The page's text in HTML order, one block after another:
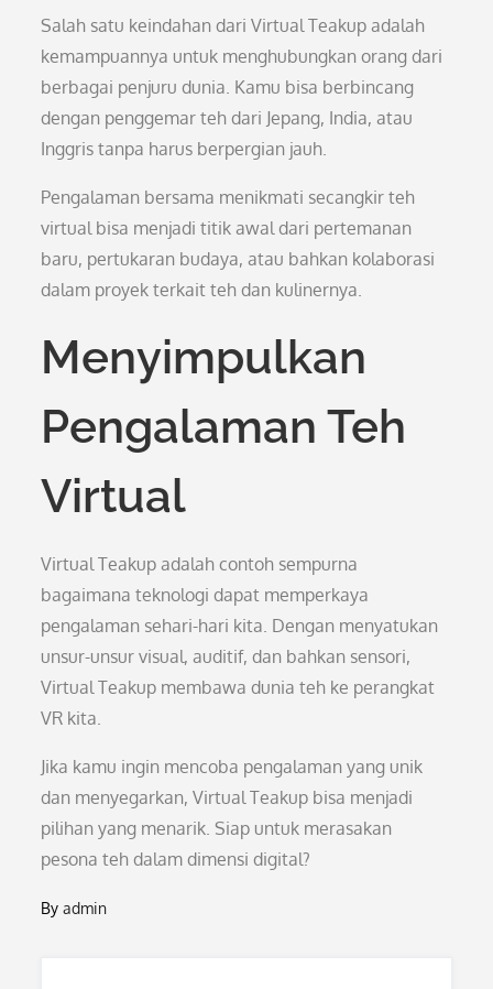
Salah satu keindahan dari Virtual Teakup adalah
kemampuannya untuk menghubungkan orang dari
berbagai penjuru dunia. Kamu bisa berbincang
dengan penggemar teh dari Jepang, India, atau
Inggris tanpa harus berpergian jauh.
Pengalaman bersama menikmati secangkir teh
virtual bisa menjadi titik awal dari pertemanan
baru, pertukaran budaya, atau bahkan kolaborasi
dalam proyek terkait teh dan kulinernya.
Menyimpulkan
Pengalaman Teh
Virtual
Virtual Teakup adalah contoh sempurna
bagaimana teknologi dapat memperkaya
pengalaman sehari-hari kita. Dengan menyatukan
unsur-unsur visual, auditif, dan bahkan sensori,
Virtual Teakup membawa dunia teh ke perangkat
VR kita.
Jika kamu ingin mencoba pengalaman yang unik
dan menyegarkan, Virtual Teakup bisa menjadi
pilihan yang menarik. Siap untuk merasakan
pesona teh dalam dimensi digital?
Byadmin